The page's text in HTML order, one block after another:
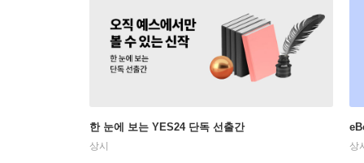
한 눈에 보는 YES24 단독 선출간
상시 상